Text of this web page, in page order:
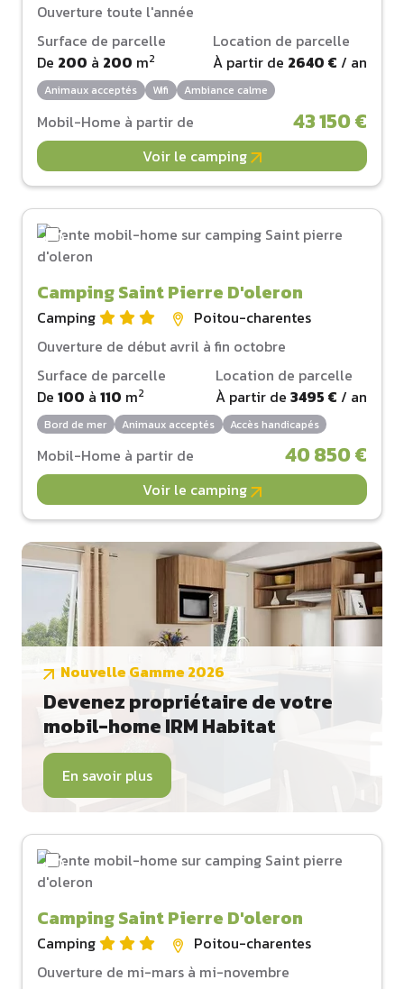
Ouverture toute l'année
Surface de parcelle
De 200 à 200 m2
Location de parcelle
À partir de 2640 € / an
Animaux acceptés Wifi Ambiance calme
Mobil-Home à partir de 43 150 €
Voir le camping
Camping Saint Pierre D'oleron
Camping
Poitou-charentes
Ouverture de début avril à fin octobre
Surface de parcelle
De 100 à 110 m2
Location de parcelle
À partir de 3495 € / an
Bord de mer Animaux acceptés Accès handicapés
Mobil-Home à partir de 40 850 €
Voir le camping
Nouvelle Gamme 2026
Devenez propriétaire de votre
mobil-home IRM Habitat
En savoir plus
Camping Saint Pierre D'oleron
Camping
Poitou-charentes
Ouverture de mi-mars à mi-novembre